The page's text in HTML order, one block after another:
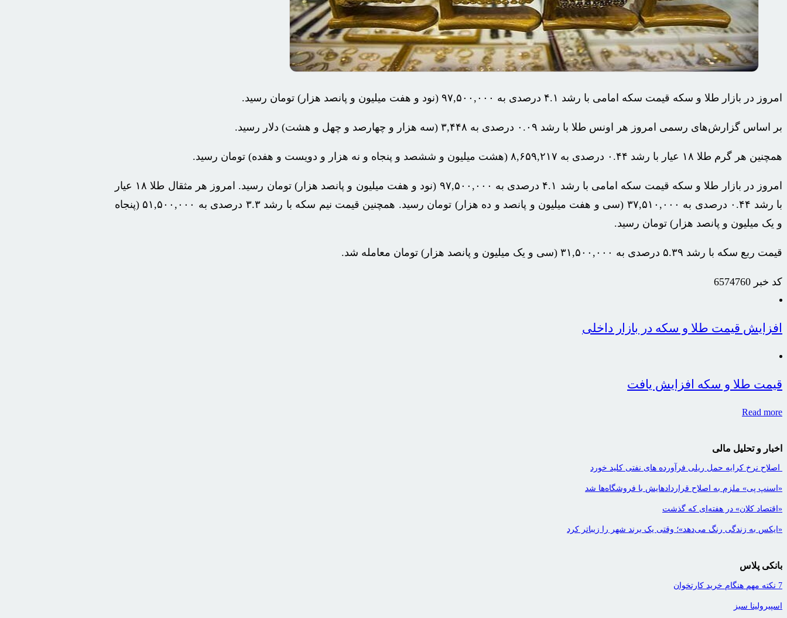
امروز در بازار طلا و سکه قیمت سکه امامی با رشد ۴.۱ درصدی به ۹۷,۵۰۰,۰۰۰ (نود و هفت میلیون و پانصد هزار) تومان رسید.
بر اساس گزارش‌های رسمی امروز هر اونس طلا با رشد ۰.۰۹ درصدی به ۳,۴۴۸ (سه هزار و چهارصد و چهل و هشت) دلار رسید.
همچنین هر گرم طلا ۱۸ عیار با رشد ۰.۴۴ درصدی به ۸,۶۵۹,۲۱۷ (هشت میلیون و ششصد و پنجاه و نه هزار و دویست و هفده) تومان رسید.
امروز در بازار طلا و سکه قیمت سکه امامی با رشد ۴.۱ درصدی به ۹۷,۵۰۰,۰۰۰ (نود و هفت میلیون و پانصد هزار) تومان رسید. امروز هر مثقال طلا ۱۸ عیار
با رشد ۰.۴۴ درصدی به ۳۷,۵۱۰,۰۰۰ (سی و هفت میلیون و پانصد و ده هزار) تومان رسید. همچنین قیمت نیم سکه با رشد ۳.۳ درصدی به ۵۱,۵۰۰,۰۰۰ (پنجاه
و یک میلیون و پانصد هزار) تومان رسید.
قیمت ربع سکه با رشد ۵.۳۹ درصدی به ۳۱,۵۰۰,۰۰۰ (سی و یک میلیون و پانصد هزار) تومان معامله شد.
کد خبر 6574760
افزایش قیمت طلا و سکه در بازار داخلی
قیمت‌ طلا و سکه افزایش یافت
Read more
اخبار و تحلیل مالی
اصلاح نرخ کرایه حمل ریلی فرآورده های نفتی کلید خورد
«اسنپ پی» ملزم به اصلاح قراردادهایش با فروشگاه‌ها شد
«اقتصاد کلان» در هفته‌ای که گذشت
«ایکس به زندگی رنگ می‌دهد»؛ وقتی یک برند شهر را زیباتر کرد
بانکی پلاس
7 نکته مهم هنگام خرید کارتخوان
اسپیرولینا سبز